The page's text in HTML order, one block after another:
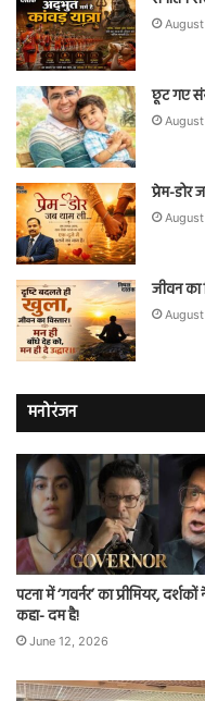
छूट गए
प्रेम-डोर
जीवन का
मनोरंजन
पटना में ‘गवर्नर’ का प्रीमियर, दर्शकों
कहा- दम है!
June 12, 2026